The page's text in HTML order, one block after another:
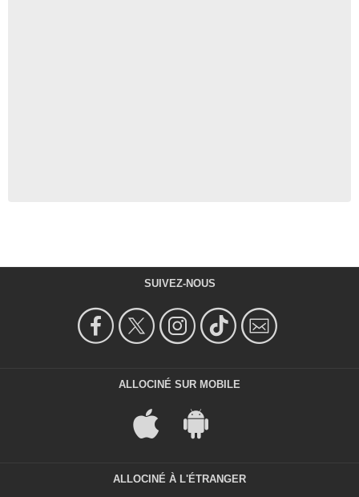
SUIVEZ-NOUS
ALLOCINÉ SUR MOBILE
ALLOCINÉ À L'ÉTRANGER